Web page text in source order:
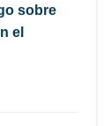
sobre
el